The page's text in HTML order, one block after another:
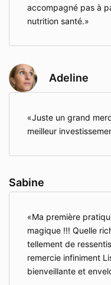
accompagné pas à
nutrition santé.
Adeline
Juste un grand
meilleur
Sabine
Ma première
magique !!! Quelle
tellement de
remercie infiniment
bienveillante et